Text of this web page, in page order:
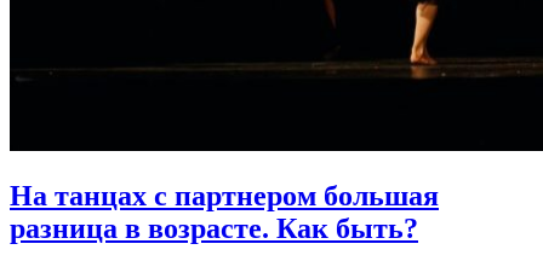
На танцах с партнером большая
разница в возрасте. Как быть?